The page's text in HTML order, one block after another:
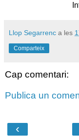
Llop Segarrenc a les
Comparteix
Cap comentari:
Publica un
‹